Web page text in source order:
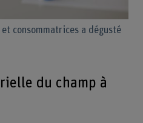
consommatrices a dégusté
du champ à